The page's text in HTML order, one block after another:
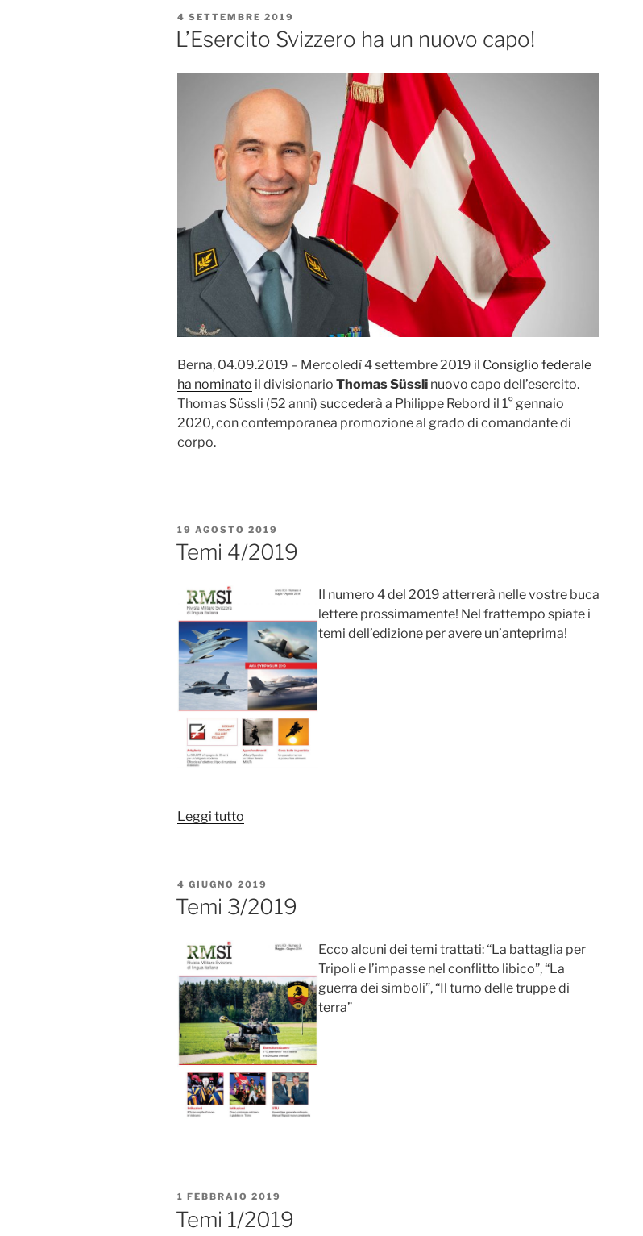
PUBBLICATO
IL
4 SETTEMBRE 2019
L’Esercito Svizzero ha un nuovo capo!
Berna, 04.09.2019 – Mercoledì 4 settembre 2019 il Consiglio federale
ha nominato il divisionario Thomas Süssli nuovo capo dell’esercito.
Thomas Süssli (52 anni) succederà a Philippe Rebord il 1° gennaio
2020, con contemporanea promozione al grado di comandante di
corpo.
PUBBLICATO
IL
19 AGOSTO 2019
Temi 4/2019
Il numero 4 del 2019 atterrerà nelle vostre buca
lettere prossimamente! Nel frattempo spiate i
temi dell’edizione per avere un’anteprima!
Leggi tutto
PUBBLICATO
IL
4 GIUGNO 2019
Temi 3/2019
Ecco alcuni dei temi trattati: “La battaglia per
Tripoli e l’impasse nel conflitto libico”, “La
guerra dei simboli”, “Il turno delle truppe di
terra”
PUBBLICATO
IL
1 FEBBRAIO 2019
Temi 1/2019